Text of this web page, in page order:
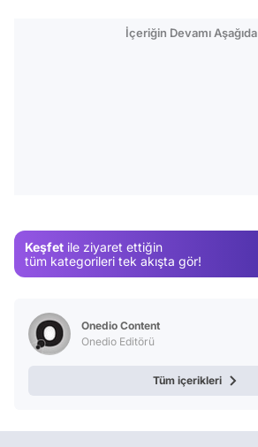
İçeriğin Devamı Aşağıda
Keşfet ile ziyaret ettiğin
tüm kategorileri tek akışta gör!
Onedio Content
Onedio Editörü
Tüm içerikleri